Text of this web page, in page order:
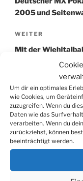
Um dir ein optimales
wie Cookies, um
zuzugreifen. Wenn du
Daten wie das
verarbeiten. Wenn du
zurückziehst, können
beeinträchtigt werden.
2005 und
Nächster
Beitrag
WEITER
Mit der
Suchen
nach: